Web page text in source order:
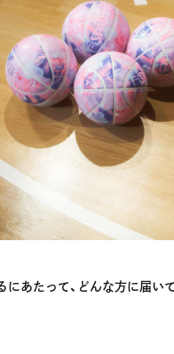
にあたって、どんな方に届い